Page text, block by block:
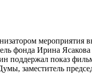
мероприятия
фонда Ирина Ясакова
поддержал показ
заместитель